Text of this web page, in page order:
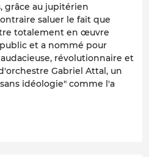
grâce au jupitérien
saluer le fait que
totalement en œuvre
et a nommé pour
révolutionnaire et
Gabriel Attal, un
idéologie" comme l'a